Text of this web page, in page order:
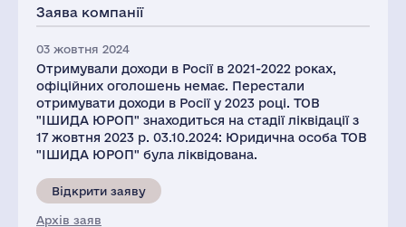
1
Заява компанії
03 жовтня 2024
Отримували доходи в Росії в 2021-2022 роках,
офіційних оголошень немає. Перестали
отримувати доходи в Росії у 2023 році. ТОВ
"ІШИДА ЮРОП" знаходиться на стадії ліквідації з
17 жовтня 2023 р. 03.10.2024: Юридична особа ТОВ
"ІШИДА ЮРОП" була ліквідована.
Відкрити заяву
Архів заяв